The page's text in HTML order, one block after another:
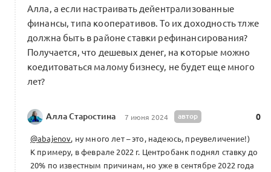
Алла, а если настраивать дейентрализованные
финансы, типа кооперативов. То их доходность тлже
должна быть в районе ставки рефинансирования?
Получается, что дешевых денег, на которые можно
коедитоваться малому бизнесу, не будет еще много
лет?
Алла Старостина 7 июня 2024 автор 0
@abajenov, ну много лет – это, надеюсь, преувеличение!)
К примеру, в феврале 2022 г. Центробанк поднял ставку до
20% по известным причинам, но уже в сентябре 2022 года